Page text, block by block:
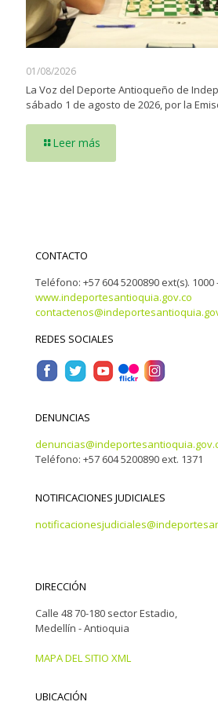
01/08/2026
La Voz del Deporte Antioqueño de
sábado 1 de agosto de 2026, por la
Leer más
CONTACTO
Teléfono: +57 604 5200890 ext(s). 1000
www.indeportesantioquia.gov.co
REDES SOCIALES
DENUNCIAS
Teléfono: +57 604 5200890 ext. 1371
NOTIFICACIONES JUDICIALES
DIRECCIÓN
Calle 48 70-180 sector Estadio,
Medellín - Antioquia
MAPA DEL SITIO XML
UBICACIÓN